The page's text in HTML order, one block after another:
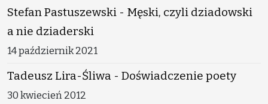
Stefan Pastuszewski - Męski, czyli dziadowski
a nie dziaderski
14 październik 2021
Tadeusz Lira-Śliwa - Doświadczenie poety
30 kwiecień 2012